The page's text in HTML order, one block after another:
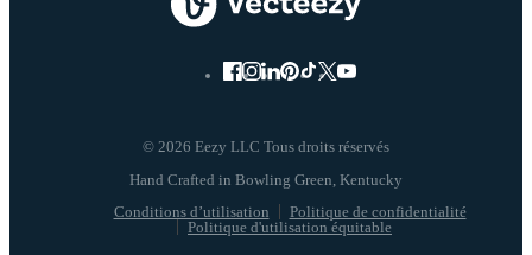
© 2026 Eezy LLC Tous droits réservés
Conditions d’utilisation
Politique de confidentialité
Politique d'utilisation équitable